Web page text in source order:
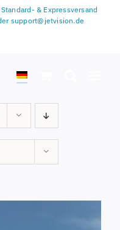
& Expressversand
support@jetvision.de